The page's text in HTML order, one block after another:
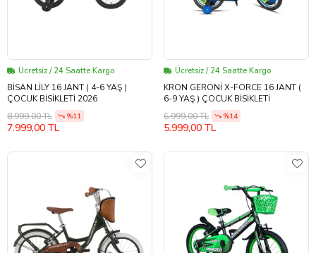
Ücretsiz / 24 Saatte Kargo
BİSAN LİLY 16 JANT ( 4-6 YAŞ )
ÇOCUK BİSİKLETİ 2026
8.999,00 TL
%11
7.999,00 TL
Ücretsiz / 24 Saatte Kargo
KRON GERONİ X-FORCE 16 JANT (
6-9 YAŞ ) ÇOCUK BİSİKLETİ
6.999,00 TL
%14
5.999,00 TL